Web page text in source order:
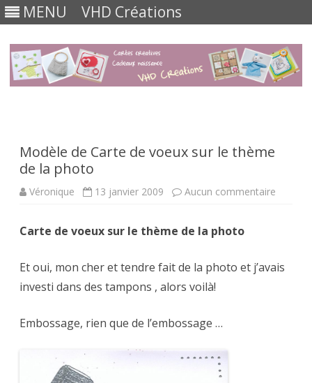
MENU VHD Créations
Modèle de Carte de voeux sur le thème
de la photo
Véronique 13 janvier 2009 Aucun commentaire
thème
Carte de voeux sur le thème de la photo
Et oui, mon cher et tendre fait de la photo et j’avais
investi dans des tampons , alors voilà!
Embossage, rien que de l’embossage …